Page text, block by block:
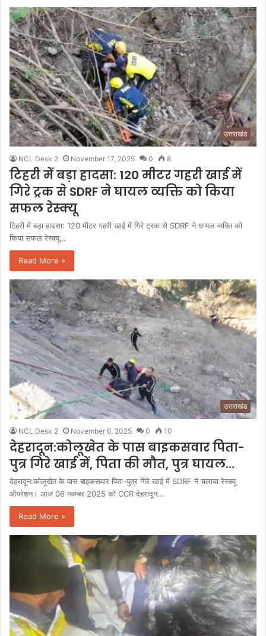
उत्तराखंड
NCL Desk 2 November 17, 2025 0 8
टिहरी में बड़ा हादसा: 120 मीटर गहरी खाई में
गिरे ट्रक से SDRF ने घायल व्यक्ति को किया
सफल रेस्क्यू
टिहरी में बड़ा हादसा: 120 मीटर गहरी खाई में गिरे ट्रक से SDRF ने घायल व्यक्ति को
किया सफल रेस्क्यू…
Read More »
उत्तराखंड
NCL Desk 2 November 6, 2025 0 10
देहरादून:कोलूखेत के पास बाइकसवार पिता-
पुत्र गिरे खाई में, पिता की मौत, पुत्र घायल…
देहरादून:कोलूखेत के पास बाइकसवार पिता-पुत्र गिरे खाई में SDRF ने चलाया रेस्क्यू
ऑपरेशन। आज 06 नवम्बर 2025 को CCR देहरादून…
Read More »